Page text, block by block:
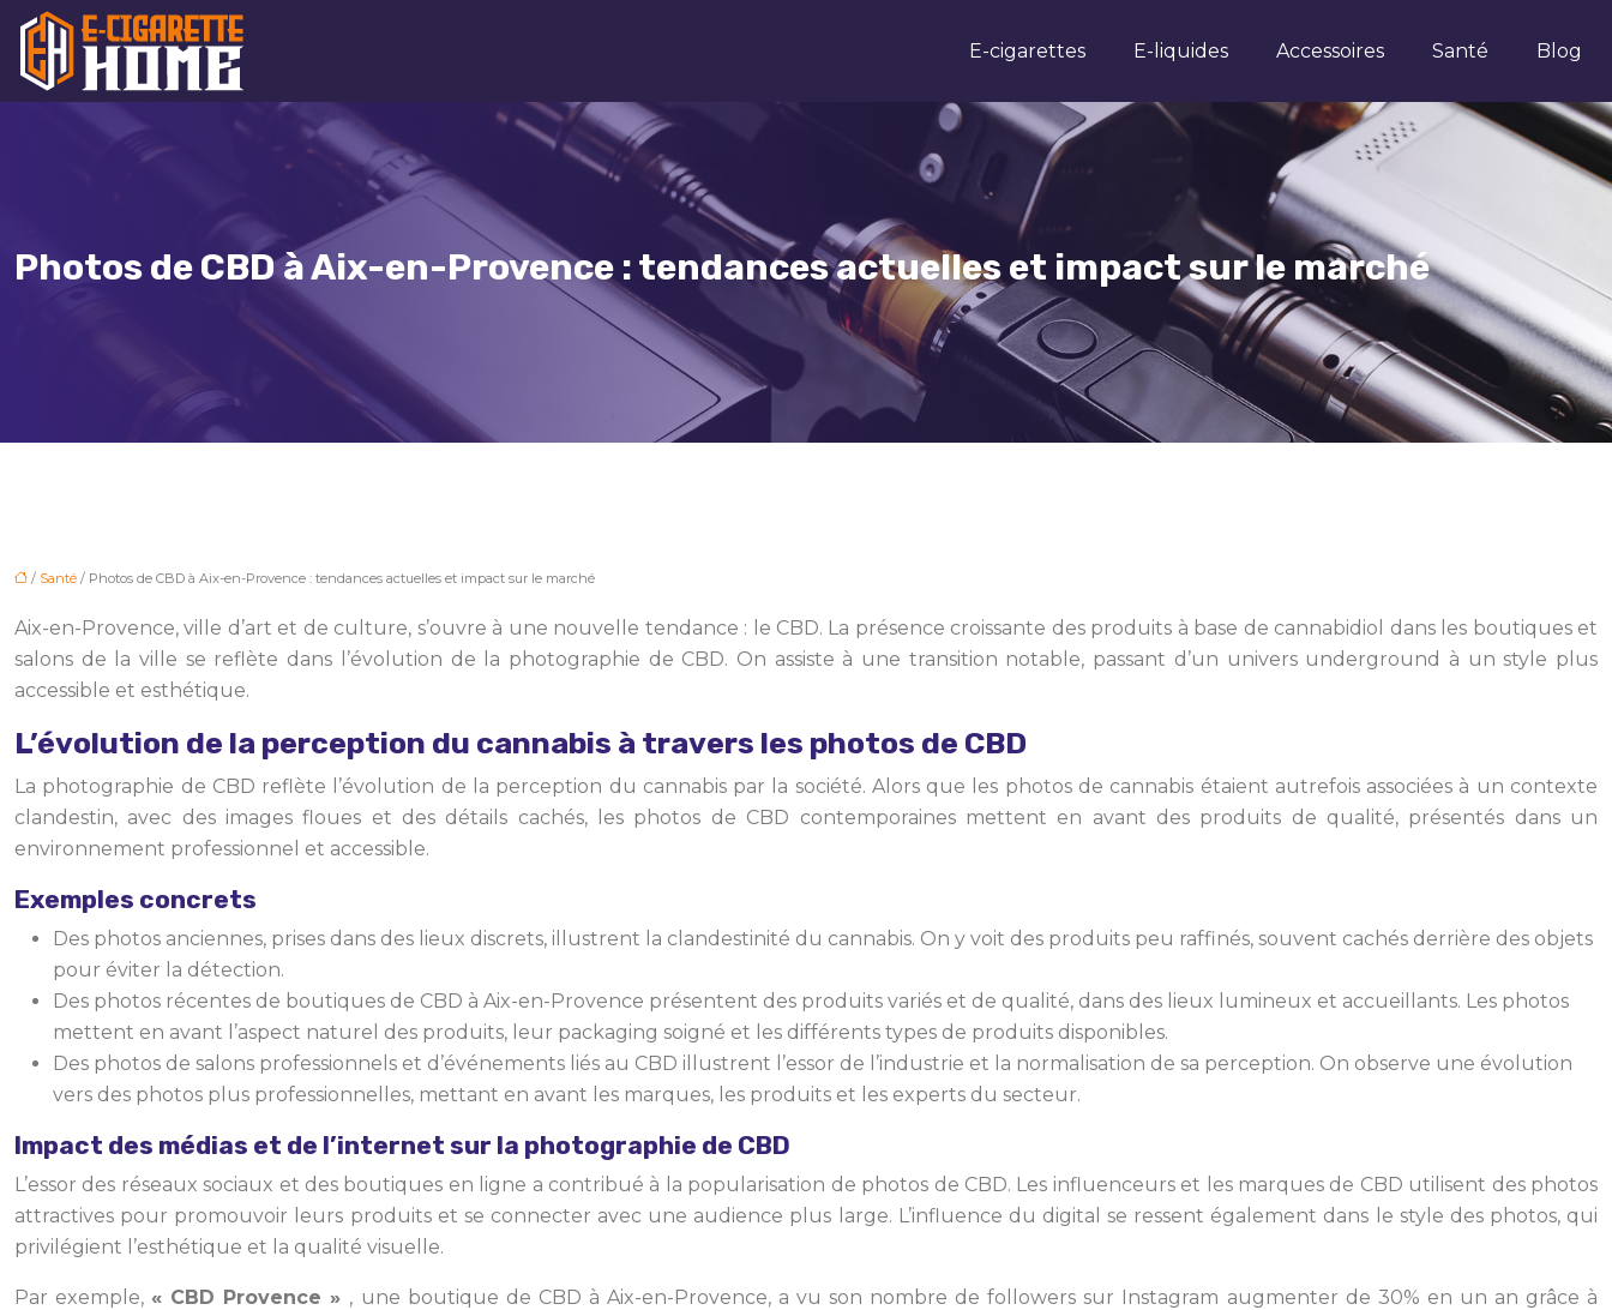
E-cigarettes E-liquides Accessoires Santé Blog
Photos de CBD à Aix-en-Provence : tendances actuelles et impact sur le marché
/ Santé / Photos de CBD à Aix-en-Provence : tendances actuelles et impact sur le marché
Aix-en-Provence, ville d’art et de culture, s’ouvre à une nouvelle tendance : le CBD. La présence croissante des produits à base de cannabidiol dans les boutiques et
salons de la ville se reflète dans l’évolution de la photographie de CBD. On assiste à une transition notable, passant d’un univers underground à un style plus
accessible et esthétique.
L’évolution de la perception du cannabis à travers les photos de CBD
La photographie de CBD reflète l’évolution de la perception du cannabis par la société. Alors que les photos de cannabis étaient autrefois associées à un contexte
clandestin, avec des images floues et des détails cachés, les photos de CBD contemporaines mettent en avant des produits de qualité, présentés dans un
environnement professionnel et accessible.
Exemples concrets
Des photos anciennes, prises dans des lieux discrets, illustrent la clandestinité du cannabis. On y voit des produits peu raffinés, souvent cachés derrière des objets
pour éviter la détection.
Des photos récentes de boutiques de CBD à Aix-en-Provence présentent des produits variés et de qualité, dans des lieux lumineux et accueillants. Les photos
mettent en avant l’aspect naturel des produits, leur packaging soigné et les différents types de produits disponibles.
Des photos de salons professionnels et d’événements liés au CBD illustrent l’essor de l’industrie et la normalisation de sa perception. On observe une évolution
vers des photos plus professionnelles, mettant en avant les marques, les produits et les experts du secteur.
Impact des médias et de l’internet sur la photographie de CBD
L’essor des réseaux sociaux et des boutiques en ligne a contribué à la popularisation de photos de CBD. Les influenceurs et les marques de CBD utilisent des photos
attractives pour promouvoir leurs produits et se connecter avec une audience plus large. L’influence du digital se ressent également dans le style des photos, qui
privilégient l’esthétique et la qualité visuelle.
Par exemple, « CBD Provence » , une boutique de CBD à Aix-en-Provence, a vu son nombre de followers sur Instagram augmenter de 30% en un an grâce à